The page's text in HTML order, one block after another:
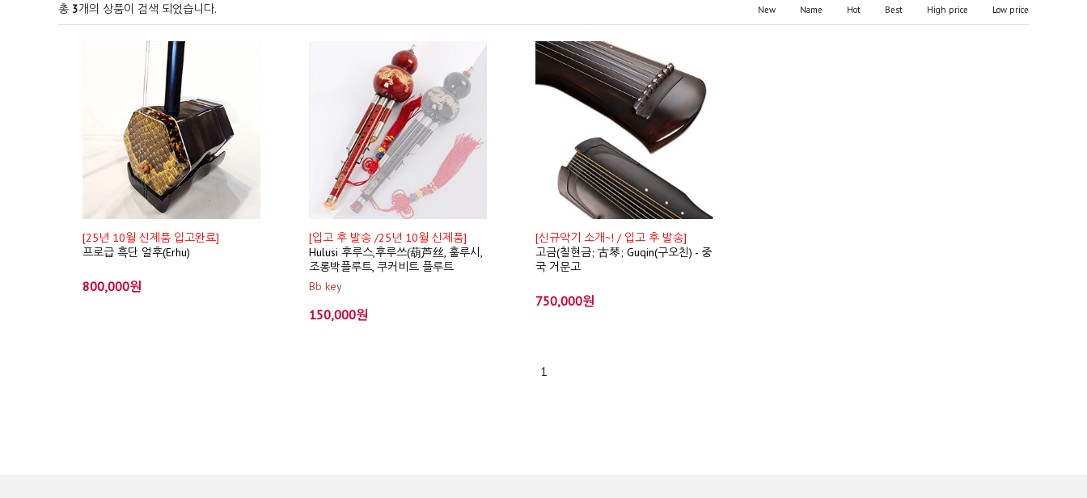
총 3개의 상품이 검색 되었습니다. New Name Hot Best High price Low price
[25년 10월 신제품 입고완료]
프로급 흑단 얼후(Erhu)
800,000원
[입고 후 발송 /25년 10월 신제품]
Hulusi 후루스,후루쓰(葫芦丝, 훌루시,
조롱박플루트, 쿠커비트 플루트
Bb key
150,000원
[신규악기 소개~! / 입고 후 발송]
고금(칠현금; 古琴; Guqin(구오친) - 중
국 거문고
750,000원
1